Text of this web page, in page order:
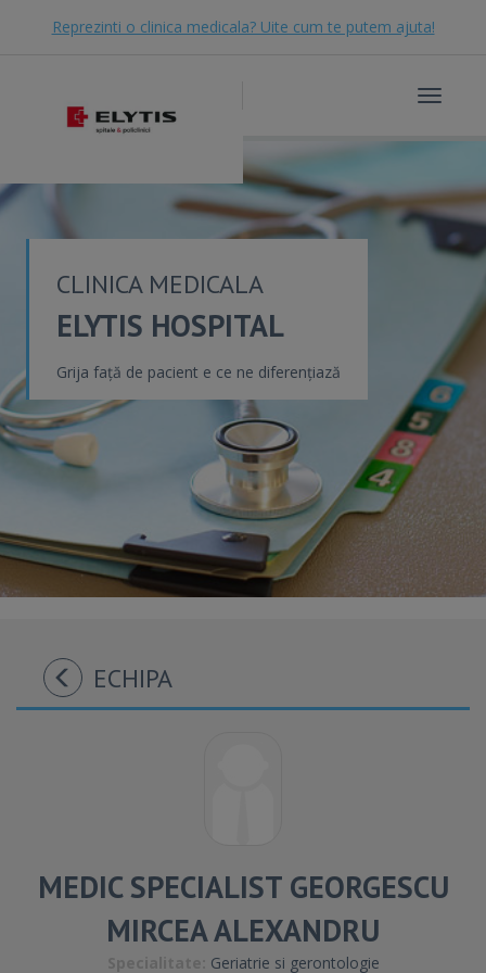
Reprezinti o clinica medicala? Uite cum te putem ajuta!
Toggle
CLINICA MEDICALA
ELYTIS HOSPITAL
Grija față de pacient e ce ne diferențiază
ECHIPA
MEDIC SPECIALIST GEORGESCU
MIRCEA ALEXANDRU
Geriatrie si gerontologie